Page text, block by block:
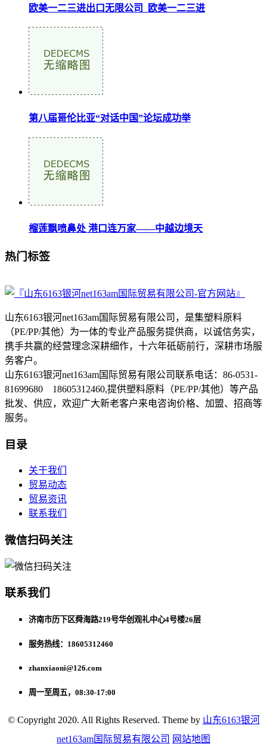
欧美一二三进出口无限公司_欧美一二三进
第八届哥伦比亚“对话中国”论坛成功举
榴莲飘喷鼻处 港口连万家——中越边境天
热门标签
山东6163银河net163am国际贸易有限公司，是集塑料原料
（PE/PP/其他）为一体的专业产品服务提供商，以诚信务实，
携手共赢的经营理念深耕细作，十六年砥砺前行，深耕市场服
务客户。
山东6163银河net163am国际贸易有限公司联系电话：86-0531-
81699680 18605312460,提供塑料原料（PE/PP/其他）等产品
批发、供应，欢迎广大新老客户来电咨询价格、加盟、招商等
服务。
目录
关于我们
贸易动态
贸易资讯
联系我们
微信扫码关注
联系我们
济南市历下区舜海路219号华创观礼中心4号楼26层
服务热线：18605312460
zhanxiaoni@126.com
周一至周五，08:30-17:00
© Copyright 2020. All Rights Reserved. Theme by 山东6163银河
net163am国际贸易有限公司 网站地图